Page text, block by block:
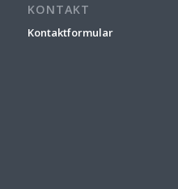
KONTAKT
Kontaktformular